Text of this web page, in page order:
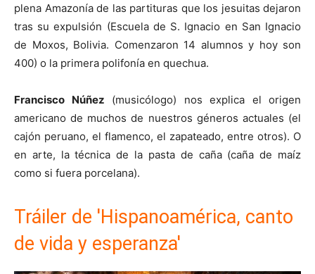
plena Amazonía de las partituras que los jesuitas dejaron
tras su expulsión (Escuela de S. Ignacio en San Ignacio
de Moxos, Bolivia. Comenzaron 14 alumnos y hoy son
400) o la primera polifonía en quechua.
Francisco Núñez (musicólogo) nos explica el origen
americano de muchos de nuestros géneros actuales (el
cajón peruano, el flamenco, el zapateado, entre otros). O
en arte, la técnica de la pasta de caña (caña de maíz
como si fuera porcelana).
Tráiler de 'Hispanoamérica, canto
de vida y esperanza'